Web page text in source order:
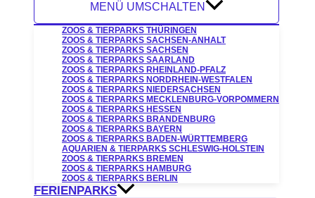
MENÜ UMSCHALTEN
ZOOS & TIERPARKS THÜRINGEN
ZOOS & TIERPARKS SACHSEN-ANHALT
ZOOS & TIERPARKS SACHSEN
ZOOS & TIERPARKS SAARLAND
ZOOS & TIERPARKS RHEINLAND-PFALZ
ZOOS & TIERPARKS NORDRHEIN-WESTFALEN
ZOOS & TIERPARKS NIEDERSACHSEN
ZOOS & TIERPARKS MECKLENBURG-VORPOMMERN
ZOOS & TIERPARKS HESSEN
ZOOS & TIERPARKS BRANDENBURG
ZOOS & TIERPARKS BAYERN
ZOOS & TIERPARKS BADEN-WÜRTTEMBERG
AQUARIEN & TIERPARKS SCHLESWIG-HOLSTEIN
ZOOS & TIERPARKS BREMEN
ZOOS & TIERPARKS HAMBURG
ZOOS & TIERPARKS BERLIN
FERIENPARKS